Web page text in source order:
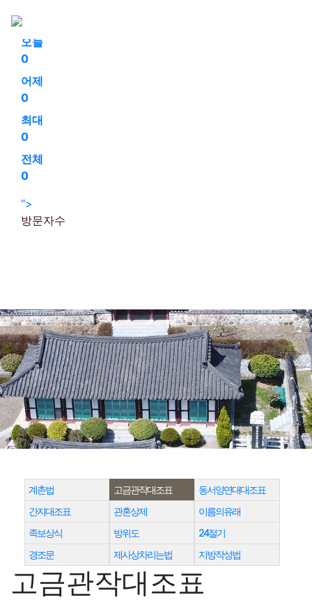
로그인
오늘
0
어제
0
최대
0
전체
0
">
방문자수
계촌법 고금관작대조표
동서양연대대조표
간지대조표
관혼상제
이름의유래
족보상식
방위도
24절기
경조문
제사상차리는법 지방작성법
고금관작대조표